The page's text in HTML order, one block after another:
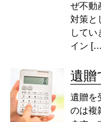
ぜ不動
対策と
してい
イン
遺贈
遺贈を
のは複